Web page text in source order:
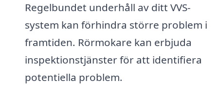
Regelbundet underhåll av ditt VVS-
system kan förhindra större problem i
framtiden. Rörmokare kan erbjuda
inspektionstjänster för att identifiera
potentiella problem.